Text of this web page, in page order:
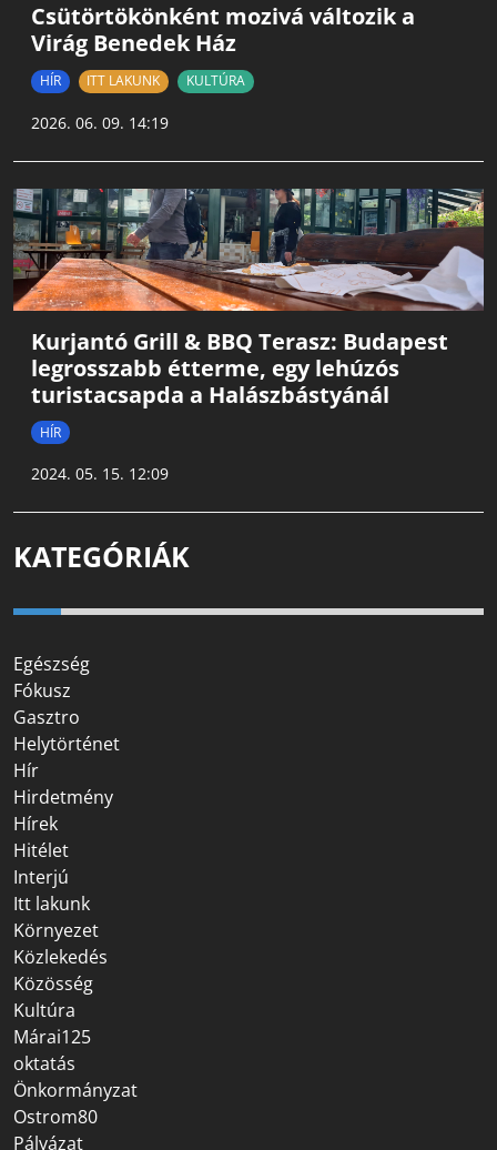
Csütörtökönként mozivá változik a
Virág Benedek Ház
HÍR ITT LAKUNK KULTÚRA
2026. 06. 09. 14:19
Kurjantó Grill & BBQ Terasz: Budapest
legrosszabb étterme, egy lehúzós
turistacsapda a Halászbástyánál
HÍR
2024. 05. 15. 12:09
KATEGÓRIÁK
Egészség
Fókusz
Gasztro
Helytörténet
Hír
Hirdetmény
Hírek
Hitélet
Interjú
Itt lakunk
Környezet
Közlekedés
Közösség
Kultúra
Márai125
oktatás
Önkormányzat
Ostrom80
Pályázat